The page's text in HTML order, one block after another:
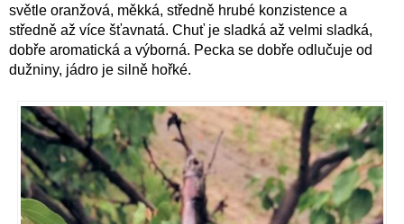
světle oranžová, měkká, středně hrubé konzistence a
středně až více šťavnatá. Chuť je sladká až velmi sladká,
dobře aromatická a výborná. Pecka se dobře odlučuje od
dužniny, jádro je silně hořké.